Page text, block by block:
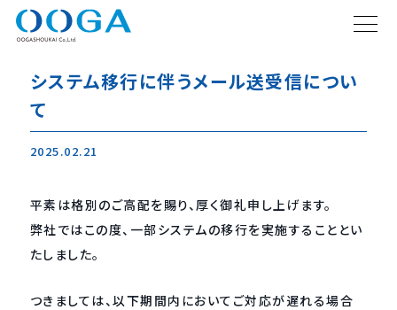
システム移行に伴うメール送受信につい
て
2025.02.21
平素は格別のご高配を賜り、厚く御礼申し上げます。
弊社ではこの度、一部システムの移行を実施することとい
たしました。
つきましては、以下期間内においてご対応が遅れる場合